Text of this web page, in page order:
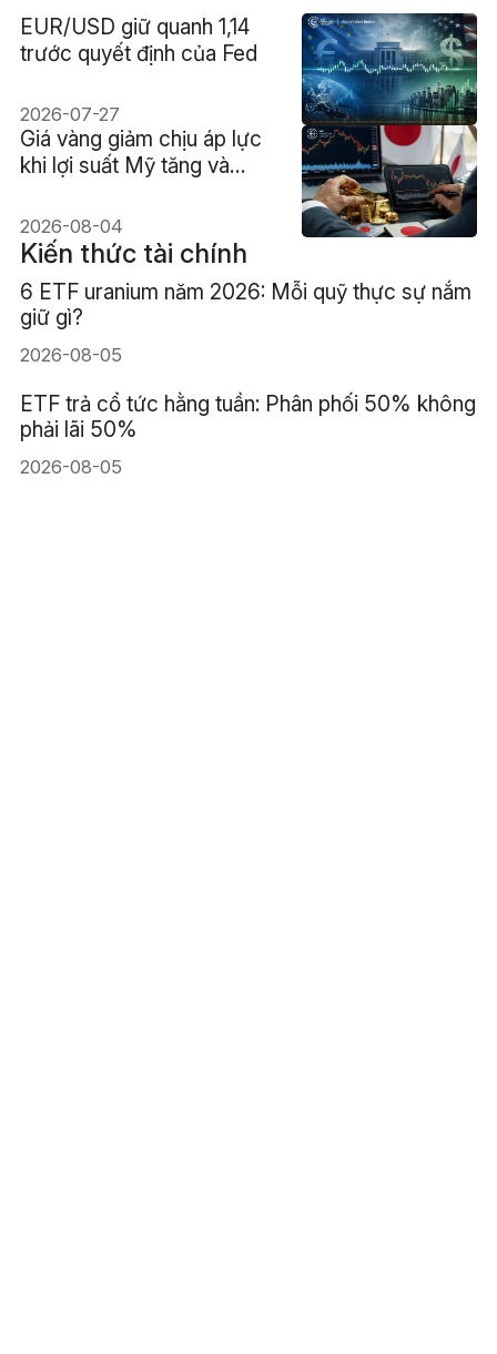
EUR/USD giữ quanh 1,14
trước quyết định của Fed
2026-07-27
Giá vàng giảm chịu áp lực
khi lợi suất Mỹ tăng và
2026-08-04
Kiến thức tài chính
6 ETF uranium năm 2026: Mỗi quỹ thực sự nắm
giữ gì?
2026-08-05
ETF trả cổ tức hằng tuần: Phân phối 50% không
phải lãi 50%
2026-08-05